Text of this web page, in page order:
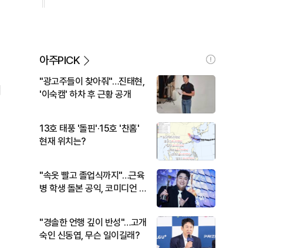
아주PICK
"광고주들이 찾아줘"…진태현,
'이숙캠' 하차 후 근황 공개
13호 태풍 '돌핀'·15호 '찬홈'
현재 위치는?
"속옷 빨고 졸업식까지"…근육
병 학생 돌본 공익, 코미디언 김
"경솔한 언행 깊이 반성"…고개
숙인 신동엽, 무슨 일이길래?